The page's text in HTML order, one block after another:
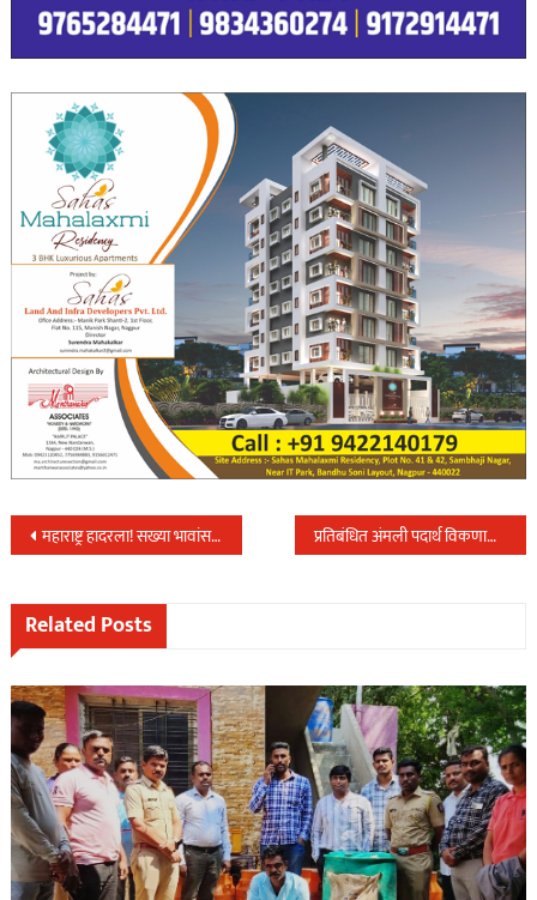
Post
navigation
महाराष्ट्र हादरला! सख्या भावांसह तिघांचा एका रात्रीत खून… प्रतिबंधित अंमली पदार्थ विकणार्यास स्थानिक गुन्हे शाखेने केली अटक
Related Posts